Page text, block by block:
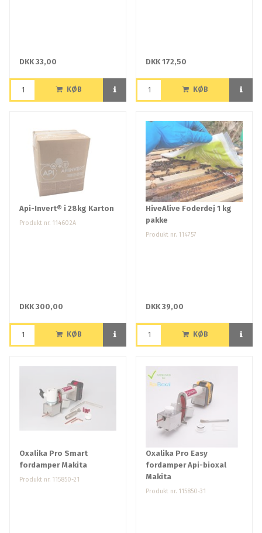
DKK 33,00
KØB
DKK 172,50
KØB
Api-Invert® i 28kg Karton
Produkt nr. 114602A
DKK 300,00
KØB
HiveAlive Foderdej 1 kg
pakke
Produkt nr. 114757
DKK 39,00
KØB
Oxalika Pro Smart
fordamper Makita
Produkt nr. 115850-21
Oxalika Pro Easy
fordamper Api-bioxal
Makita
Produkt nr. 115850-31